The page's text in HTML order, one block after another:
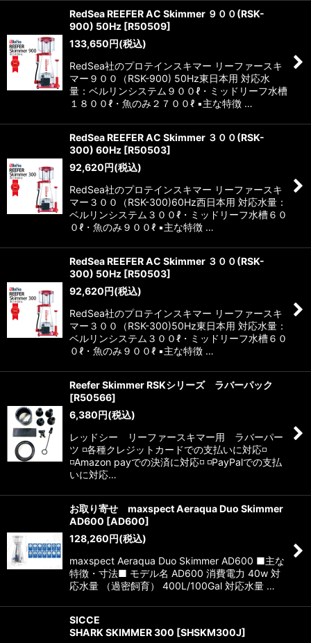
RedSea REEFER AC Skimmer ９００(RSK-
900) 50Hz [R50509]
133,650円(税込)
RedSea社のプロテインスキマー リーファースキ
マー９００（RSK-900) 50Hz東日本用 対応水
量：ベルリンシステム９００ℓ・ミッドリーフ水槽
１８００ℓ・魚のみ２７００ℓ ▪️主な特徴 …
RedSea REEFER AC Skimmer ３００(RSK-
300) 60Hz [R50503]
92,620円(税込)
RedSea社のプロテインスキマー リーファースキ
マー３００（RSK-300)60Hz西日本用 対応水量：
ベルリンシステム３００ℓ・ミッドリーフ水槽６０
０ℓ・魚のみ９００ℓ ▪️主な特徴 …
RedSea REEFER AC Skimmer ３００(RSK-
300) 50Hz [R50503]
92,620円(税込)
RedSea社のプロテインスキマー リーファースキ
マー３００（RSK-300)50Hz東日本用 対応水量：
ベルリンシステム３００ℓ・ミッドリーフ水槽６０
０ℓ・魚のみ９００ℓ ▪️主な特徴 …
Reefer Skimmer RSKシリーズ ラバーパック
[R50566]
6,380円(税込)
レッドシー リーファースキマー用 ラバーパー
ツ ◽️各種クレジットカードでの支払いに対応◽️
◽️Amazon payでの決済に対応◽️ ◽️PayPalでの支払
いに対応…
お取り寄せ maxspect Aeraqua Duo Skimmer
AD600 [AD600]
128,260円(税込)
maxspect Aeraqua Duo Skimmer AD600 ■主な
特徴・寸法■ モデル名 AD600 消費電力 40w 対
応水量 （過密飼育） 400L/100Gal 対応水量 …
SICCE
SHARK SKIMMER 300 [SHSKM300J]